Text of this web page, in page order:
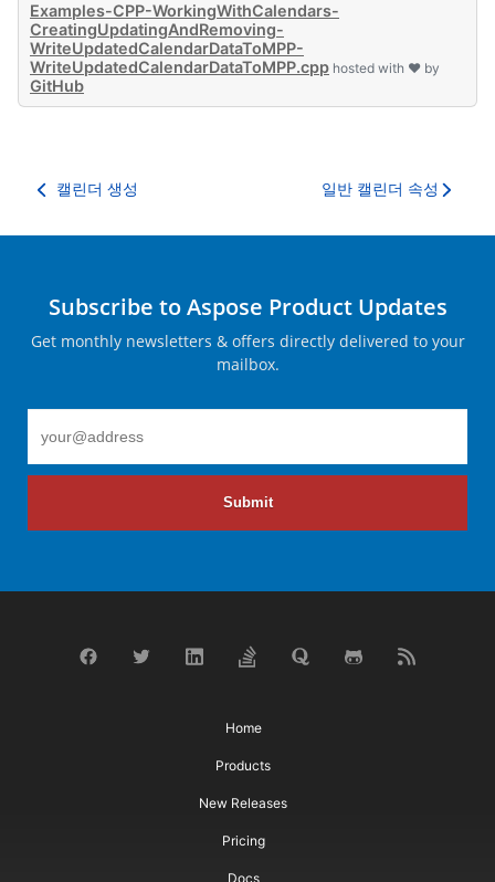
Examples-CPP-WorkingWithCalendars-
CreatingUpdatingAndRemoving-
WriteUpdatedCalendarDataToMPP-
WriteUpdatedCalendarDataToMPP.cpp hosted with ❤ by
GitHub
캘린더 생성 일반 캘린더 속성
Subscribe to Aspose Product Updates
Get monthly newsletters & offers directly delivered to your
mailbox.
Submit
Home
Products
New Releases
Pricing
Docs